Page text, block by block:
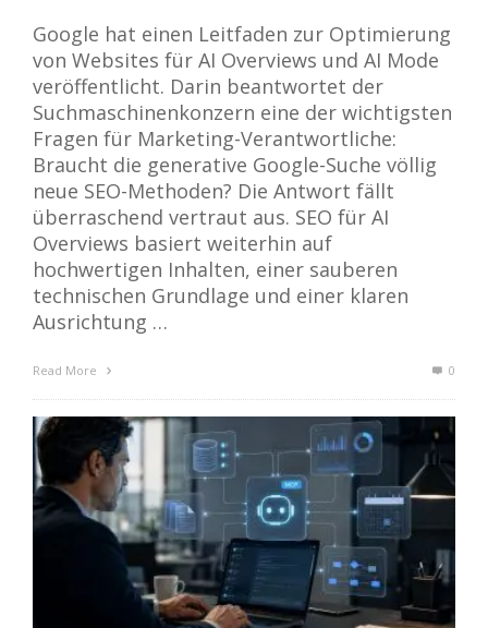
Google hat einen Leitfaden zur Optimierung
von Websites für AI Overviews und AI Mode
veröffentlicht. Darin beantwortet der
Suchmaschinenkonzern eine der wichtigsten
Fragen für Marketing-Verantwortliche:
Braucht die generative Google-Suche völlig
neue SEO-Methoden? Die Antwort fällt
überraschend vertraut aus. SEO für AI
Overviews basiert weiterhin auf
hochwertigen Inhalten, einer sauberen
technischen Grundlage und einer klaren
Ausrichtung …
Read More 0